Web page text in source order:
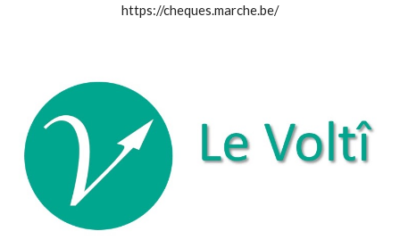
https://cheques.marche.be/